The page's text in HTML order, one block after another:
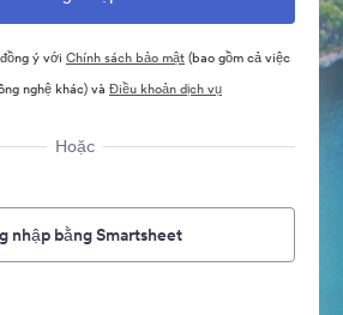
ý với Chính sách bảo mật(bao gồm cả việc
nghệ khác) và Điều khoản dịch vụ
Hoặc
nhập bằng Smartsheet